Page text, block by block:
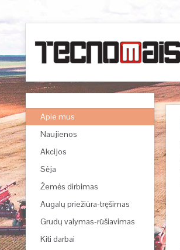
Apie mus
Naujienos
Akcijos
Sėja
Žemės dirbimas
Augalų priežiūra-tręšimas
Grudų valymas-rūšiavimas
Kiti darbai